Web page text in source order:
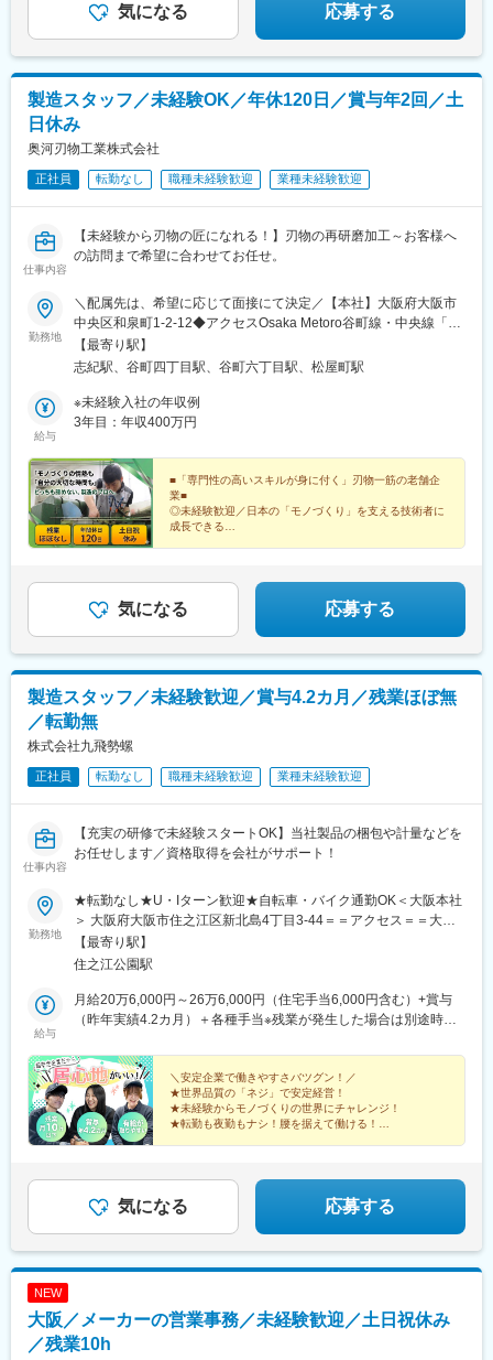
気になる 応募する
製造スタッフ／未経験OK／年休120日／賞与年2回／土
日休み
奥河刃物工業株式会社
正社員 転勤なし 職種未経験歓迎 業種未経験歓迎
仕事内容
【未経験から刃物の匠になれる！】刃物の再研磨加工～お客様へ
の訪問まで希望に合わせてお任せ。
勤務地
＼配属先は、希望に応じて面接にて決定／【本社】大阪府大阪市
中央区和泉町1-2-12◆アクセスOsaka Metoro谷町線・中央線「谷
町四丁目」駅8番出口より徒歩3分【八尾工場】大阪府八尾市太田
新町8-222※マイカー通勤OK！※転居を伴う転勤はありません◆ア
原」駅より車で11分・近鉄南大阪線「藤井寺」駅より車で15分
【最寄り駅】
志紀駅、谷町四丁目駅、谷町六丁目駅、松屋町駅
給与
※未経験入社の年収例
3年目：年収400万円
■「専門性の高いスキルが身に付く」刃物一筋の老舗企
業■
◎未経験歓迎／日本の「モノづくり」を支える技術者に
成長できる
気になる 応募する
製造スタッフ／未経験歓迎／賞与4.2カ月／残業ほぼ無
／転勤無
株式会社九飛勢螺
正社員 転勤なし 職種未経験歓迎 業種未経験歓迎
仕事内容
【充実の研修で未経験スタートOK】当社製品の梱包や計量などを
お任せします／資格取得を会社がサポート！
勤務地
★転勤なし★U・Iターン歓迎★自転車・バイク通勤OK＜大阪本社
＞ 大阪府大阪市住之江区新北島4丁目3-44＝＝アクセス＝＝大阪
メトロ「住之江公園駅」「平林駅」より徒歩15分受動喫煙対策：
屋内禁煙
【最寄り駅】
住之江公園駅
給与
月給20万6,000円～26万6,000円（住宅手当6,000円含む）+賞与
（昨年実績4.2カ月）＋各種手当※残業が発生した場合は別途時間
＼安定企業で働きやすさバツグン！／
★世界品質の「ネジ」で安定経営！
★未経験からモノづくりの世界にチャレンジ！
★転勤も夜勤もナシ！腰を据えて働ける！
気になる 応募する
NEW
大阪／メーカーの営業事務／未経験歓迎／土日祝休み
／残業10h